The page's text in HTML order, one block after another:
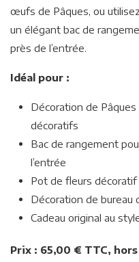
œufs de Pâques, ou
un élégant bac de
près de l’entrée.
Idéal pour :
Décoration de
décoratifs
Bac de rangement
l’entrée
Pot de fleurs
Décoration de bureau
Cadeau original au
Prix : 65,00 € TTC,